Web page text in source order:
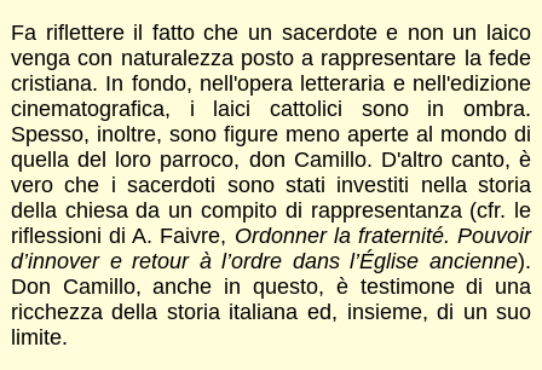
Fa riflettere il fatto che un sacerdote e non un laico
venga con naturalezza posto a rappresentare la fede
cristiana. In fondo, nell'opera letteraria e nell'edizione
cinematografica, i laici cattolici sono in ombra.
Spesso, inoltre, sono figure meno aperte al mondo di
quella del loro parroco, don Camillo. D'altro canto, è
vero che i sacerdoti sono stati investiti nella storia
della chiesa da un compito di rappresentanza (cfr. le
riflessioni di A. Faivre, Ordonner la fraternité. Pouvoir
d’innover e retour à l’ordre dans l’Église ancienne).
Don Camillo, anche in questo, è testimone di una
ricchezza della storia italiana ed, insieme, di un suo
limite.